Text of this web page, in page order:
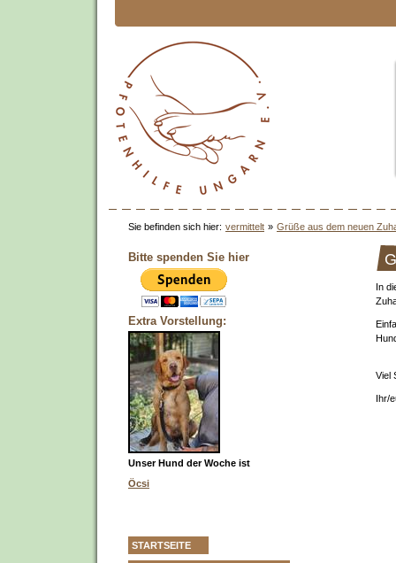
Sie befinden sich hier: vermittelt » Grüße aus dem neuen
Bitte spenden Sie hier
Extra Vorstellung:
Unser Hund der Woche ist
Öcsi
STARTSEITE
In
Viel
Ihr/